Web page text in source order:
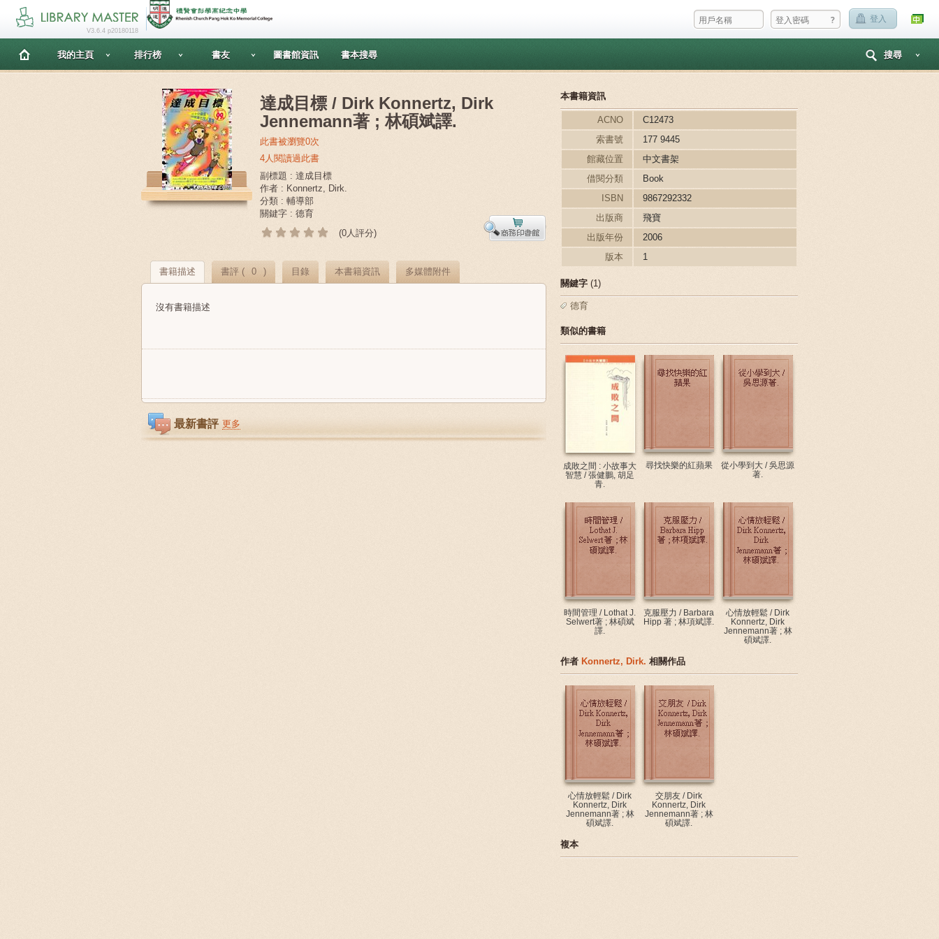
? 登入
V3.6.4 p20180118
我的主頁 排行榜 書友 圖書館資訊 書本搜尋 搜尋
達成目標 / Dirk Konnertz, Dirk
Jennemann著 ; 林碩斌譯.
此書被瀏覽0次
4人閱讀過此書
副標題 : 達成目標
作者 : Konnertz, Dirk.
分類 : 輔導部
關鍵字 : 德育
(0人評分)
書籍描述 書評 ( 0 ) 目錄 本書籍資訊 多媒體附件
沒有書籍描述
最新書評 更多
本書籍資訊
ACNO
C12473
索書號
177 9445
館藏位置
中文書架
借閱分類
Book
ISBN
9867292332
出版商
飛寶
出版年份
2006
版本
1
關鍵字 (1)
德育
類似的書籍
成敗之間 : 小故事大
智慧 / 張健鵬, 胡足
青.
尋找快樂的紅蘋果
從小學到大 / 吳思源
著.
時間管理 / Lothat J.
Selwert著 ; 林碩斌
譯.
克服壓力 / Barbara
Hipp 著 ; 林項斌譯.
心情放輕鬆 / Dirk
Konnertz, Dirk
Jennemann著 ; 林
碩斌譯.
作者 Konnertz, Dirk. 相關作品
心情放輕鬆 / Dirk
Konnertz, Dirk
Jennemann著 ; 林
碩斌譯.
交朋友 / Dirk
Konnertz, Dirk
Jennemann著 ; 林
碩斌譯.
複本